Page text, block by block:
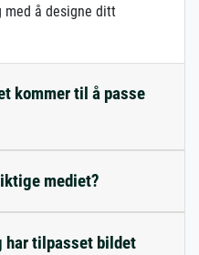
å designe ditt
kommer til å passe
mediet?
har tilpasset bildet